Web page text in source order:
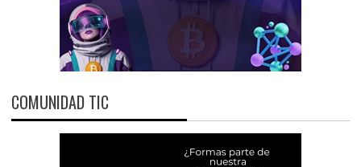
COMUNIDAD TIC